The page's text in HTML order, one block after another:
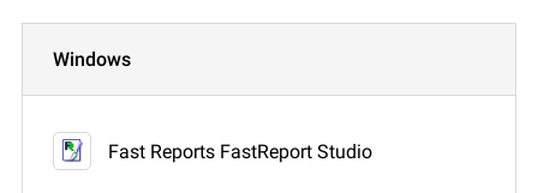
Windows
Fast Reports FastReport Studio